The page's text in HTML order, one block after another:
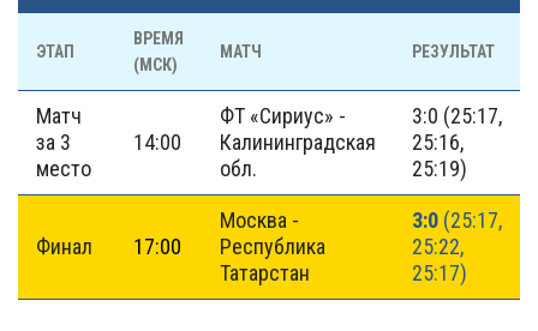
ЭТАП
ВРЕМЯ
(МСК)
МАТЧ РЕЗУЛЬТАТ
Матч
за 3
место
14:00
ФТ «Сириус» -
Калининградская
обл.
3:0 (25:17,
25:16,
25:19)
Финал 17:00
Москва -
Республика
Татарстан
3:0 (25:17,
25:22,
25:17)